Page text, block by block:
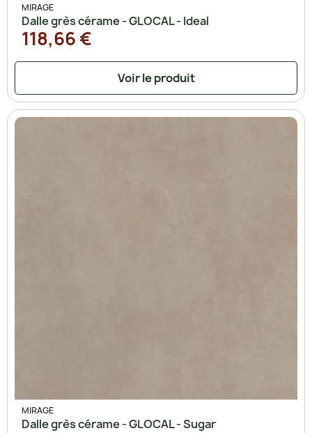
MIRAGE
Dalle grès cérame - GLOCAL - Ideal
118,66 €
Voir le produit
MIRAGE
Dalle grès cérame - GLOCAL - Sugar